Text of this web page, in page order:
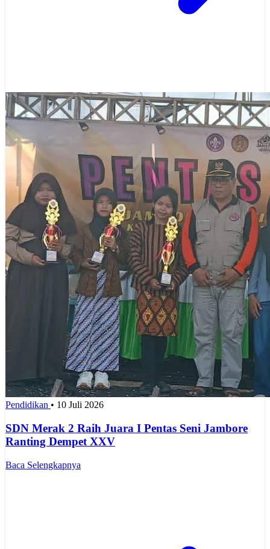
Pendidikan • 10 Juli 2026
SDN Merak 2 Raih Juara I Pentas Seni Jambore
Ranting Dempet XXV
Baca Selengkapnya